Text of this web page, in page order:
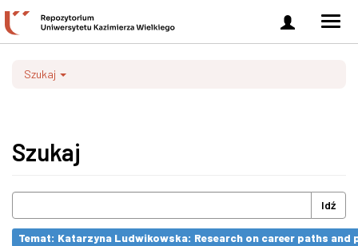
Zaloguj
się
Szukaj
Szukaj
Idź
Temat: Katarzyna Ludwikowska: Research on career paths